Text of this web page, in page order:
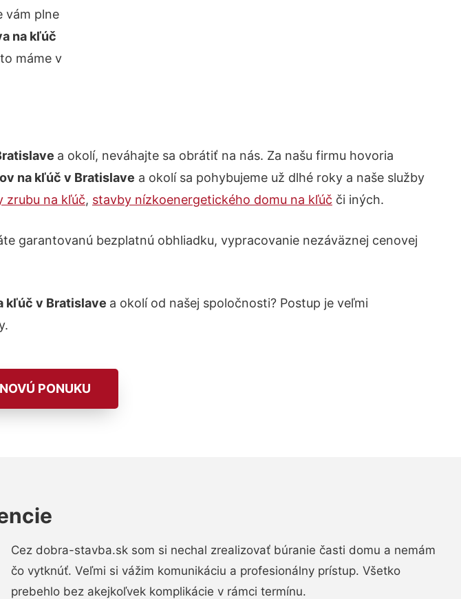
vám plne
na kľúč
máme v
a okolí, neváhajte sa obrátiť na nás. Za našu firmu hovoria
na kľúč v Bratislave a okolí sa pohybujeme už dlhé roky a naše služby
zrubu na kľúč, stavby nízkoenergetického domu na kľúč či iných.
garantovanú bezplatnú obhliadku, vypracovanie nezáväznej cenovej
kľúč v Bratislave a okolí od našej spoločnosti? Postup je veľmi
PONUKU
Cez dobra-stavba.sk som si nechal zrealizovať búranie časti domu a nemám
čo vytknúť. Veľmi si vážim komunikáciu a profesionálny prístup. Všetko
prebehlo bez akejkoľvek komplikácie v rámci termínu.